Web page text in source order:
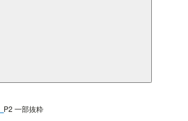
P2 一部抜粋